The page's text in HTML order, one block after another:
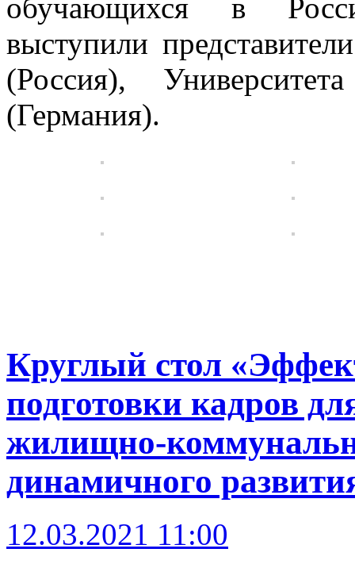
обучающихся в
выступили
(Россия),
(Германия).
Круглый стол
подготовки кадров
жилищно-
динамичного
12.03.2021 11:00